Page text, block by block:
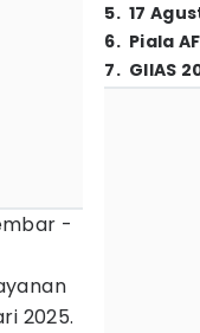
-
2025.
5. 17
6. Piala
7. GIIAS